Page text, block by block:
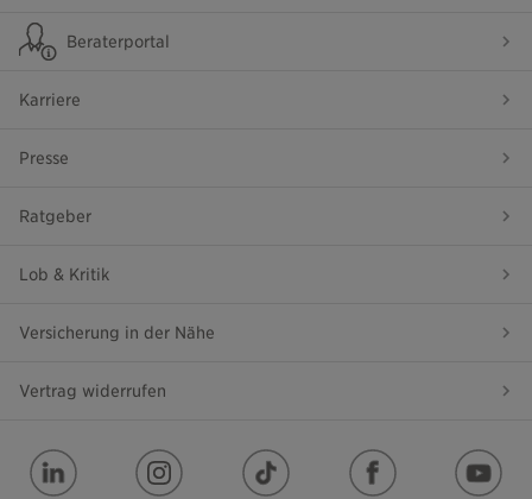
Beraterportal
Karriere
Presse
Ratgeber
Lob & Kritik
Versicherung in der Nähe
Vertrag widerrufen